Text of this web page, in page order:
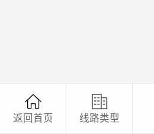
返回首页 线路类型